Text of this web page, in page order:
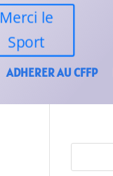
Merci le
Sport
ADHERER AU CFFP